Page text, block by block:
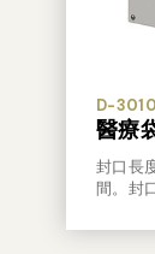
D-
醫療
封口長
間。封